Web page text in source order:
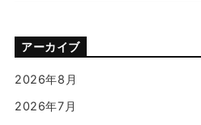
アーカイブ
2026年8月
2026年7月